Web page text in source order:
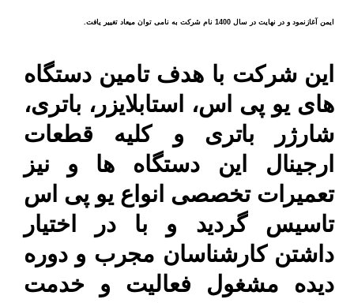
ایمن آغازنمود و در نهایت در سال 1400 نام شرکت به نامی توان میعاد تغییر یافت.
این شرکت با هدف تامین دستگاه
های یو پی اس، استابلایزر، باتری،
شارژر باتری و کلیه قطعات
ارجینال این دستگاه ها و نیز
تعمیرات تخصصی انواع یو پی اس
تاسیس گردید و با در اختیار
داشتن کارشناسان مجرب و دوره
دیده مشغول فعالیت و خدمت